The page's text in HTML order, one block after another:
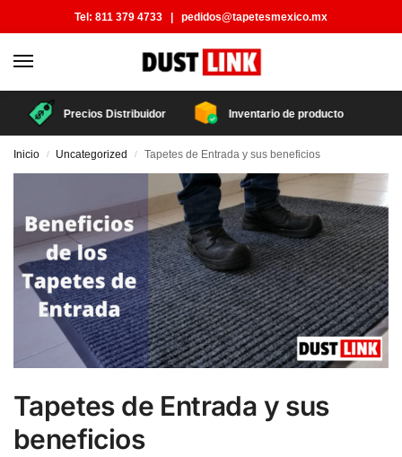
Tel: 811 379 4733 | pedidos@tapetesmexico.mx
Precios Distribuidor Inventario de producto
Inicio / Uncategorized / Tapetes de Entrada y sus beneficios
Tapetes de Entrada y sus
beneficios